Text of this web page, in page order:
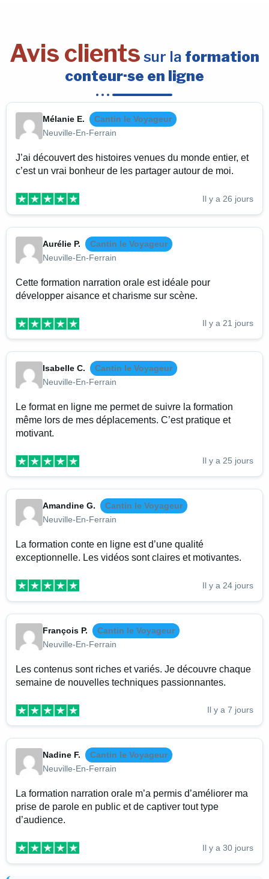
Avis clients sur la formation
conteur·se en ligne
Mélanie E.
Cantin le Voyageur
Neuville-En-Ferrain
J’ai découvert des histoires venues du monde entier, et
c’est un vrai bonheur de les partager autour de moi.
Il y a 26 jours
Aurélie P.
Cantin le Voyageur
Neuville-En-Ferrain
Cette formation narration orale est idéale pour
développer aisance et charisme sur scène.
Il y a 21 jours
Isabelle C.
Cantin le Voyageur
Neuville-En-Ferrain
Le format en ligne me permet de suivre la formation
même lors de mes déplacements. C’est pratique et
motivant.
Il y a 25 jours
Amandine G.
Cantin le Voyageur
Neuville-En-Ferrain
La formation conte en ligne est d’une qualité
exceptionnelle. Les vidéos sont claires et motivantes.
Il y a 24 jours
François P.
Cantin le Voyageur
Neuville-En-Ferrain
Les contenus sont riches et variés. Je découvre chaque
semaine de nouvelles techniques passionnantes.
Il y a 7 jours
Nadine F.
Cantin le Voyageur
Neuville-En-Ferrain
La formation narration orale m’a permis d’améliorer ma
prise de parole en public et de captiver tout type
d’audience.
Il y a 30 jours